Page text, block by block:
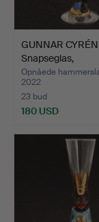
GUNNAR
Snapseglas,
"Nobelservisen",…
Opnåede
2022
23 bud
180 USD